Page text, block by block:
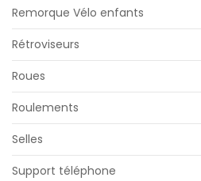
Remorque Vélo enfants
Rétroviseurs
Roues
Roulements
Selles
Support téléphone